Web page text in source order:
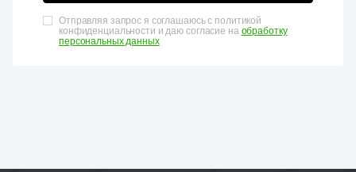
Отправляя запрос я соглашаюсь с политикой
конфиденциальности и даю согласие на обработку
персональных данных